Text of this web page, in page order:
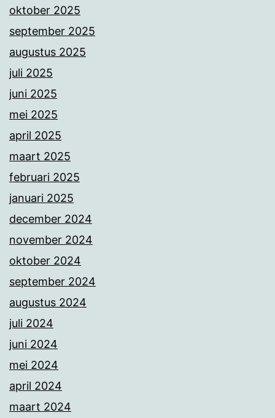
oktober 2025
september 2025
augustus 2025
juli 2025
juni 2025
mei 2025
april 2025
maart 2025
februari 2025
januari 2025
december 2024
november 2024
oktober 2024
september 2024
augustus 2024
juli 2024
juni 2024
mei 2024
april 2024
maart 2024